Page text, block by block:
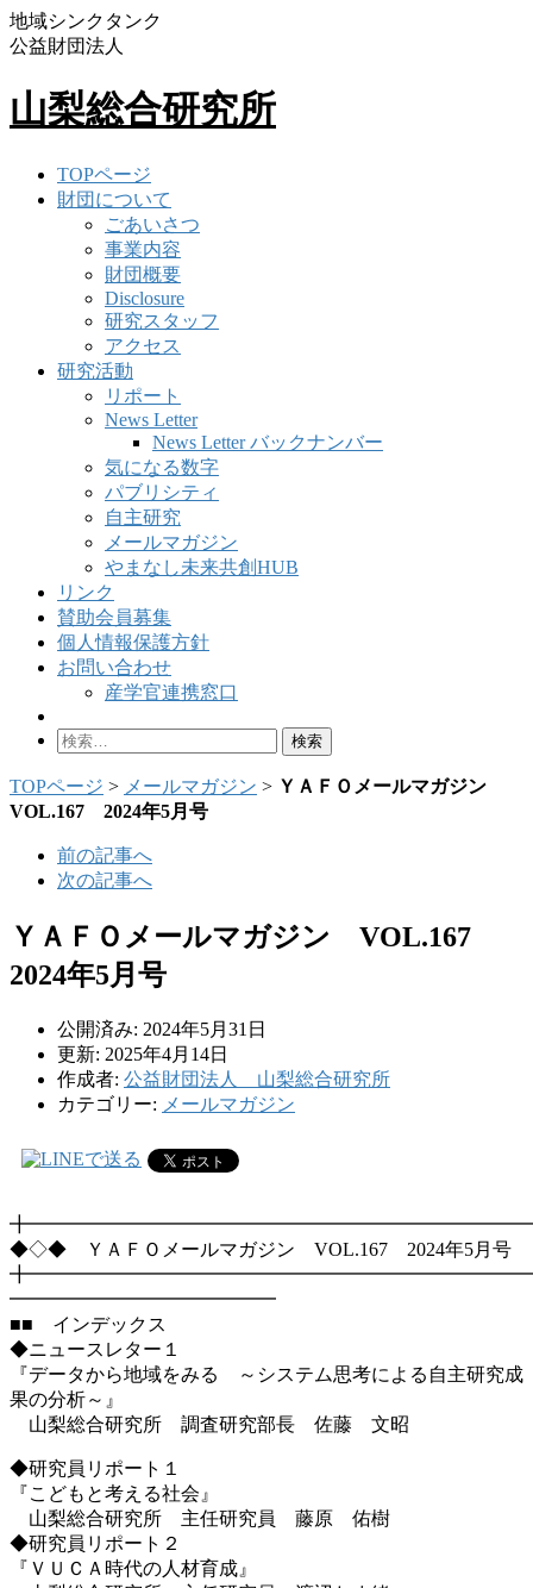
地域シンクタンク
公益財団法人
山梨総合研究所
TOPページ
財団について
ごあいさつ
事業内容
財団概要
Disclosure
研究スタッフ
アクセス
研究活動
リポート
News Letter
News Letter バックナンバー
気になる数字
パブリシティ
自主研究
メールマガジン
やまなし未来共創HUB
リンク
賛助会員募集
個人情報保護方針
お問い合わせ
産学官連携窓口
検
TOPページ > メールマガジン > ＹＡＦＯメールマガジン
VOL.167 2024年5月号
前の記事へ
次の記事へ
ＹＡＦＯメールマガジン VOL.167
2024年5月号
公開済み: 2024年5月31日
更新: 2025年4月14日
作成者: 公益財団法人 山梨総合研究所
カテゴリー: メールマガジン
◆◇◆ ＹＡＦＯメールマガジン VOL.167 2024年5月号
━━━━━━━━━━━━━━
■■ インデックス
◆ニュースレター１
『データから地域をみる ～システム思考による自主研究成
果の分析～』
山梨総合研究所 調査研究部長 佐藤 文昭
◆研究員リポート１
『こどもと考える社会』
山梨総合研究所 主任研究員 藤原 佑樹
◆研究員リポート２
『ＶＵＣＡ時代の人材育成』